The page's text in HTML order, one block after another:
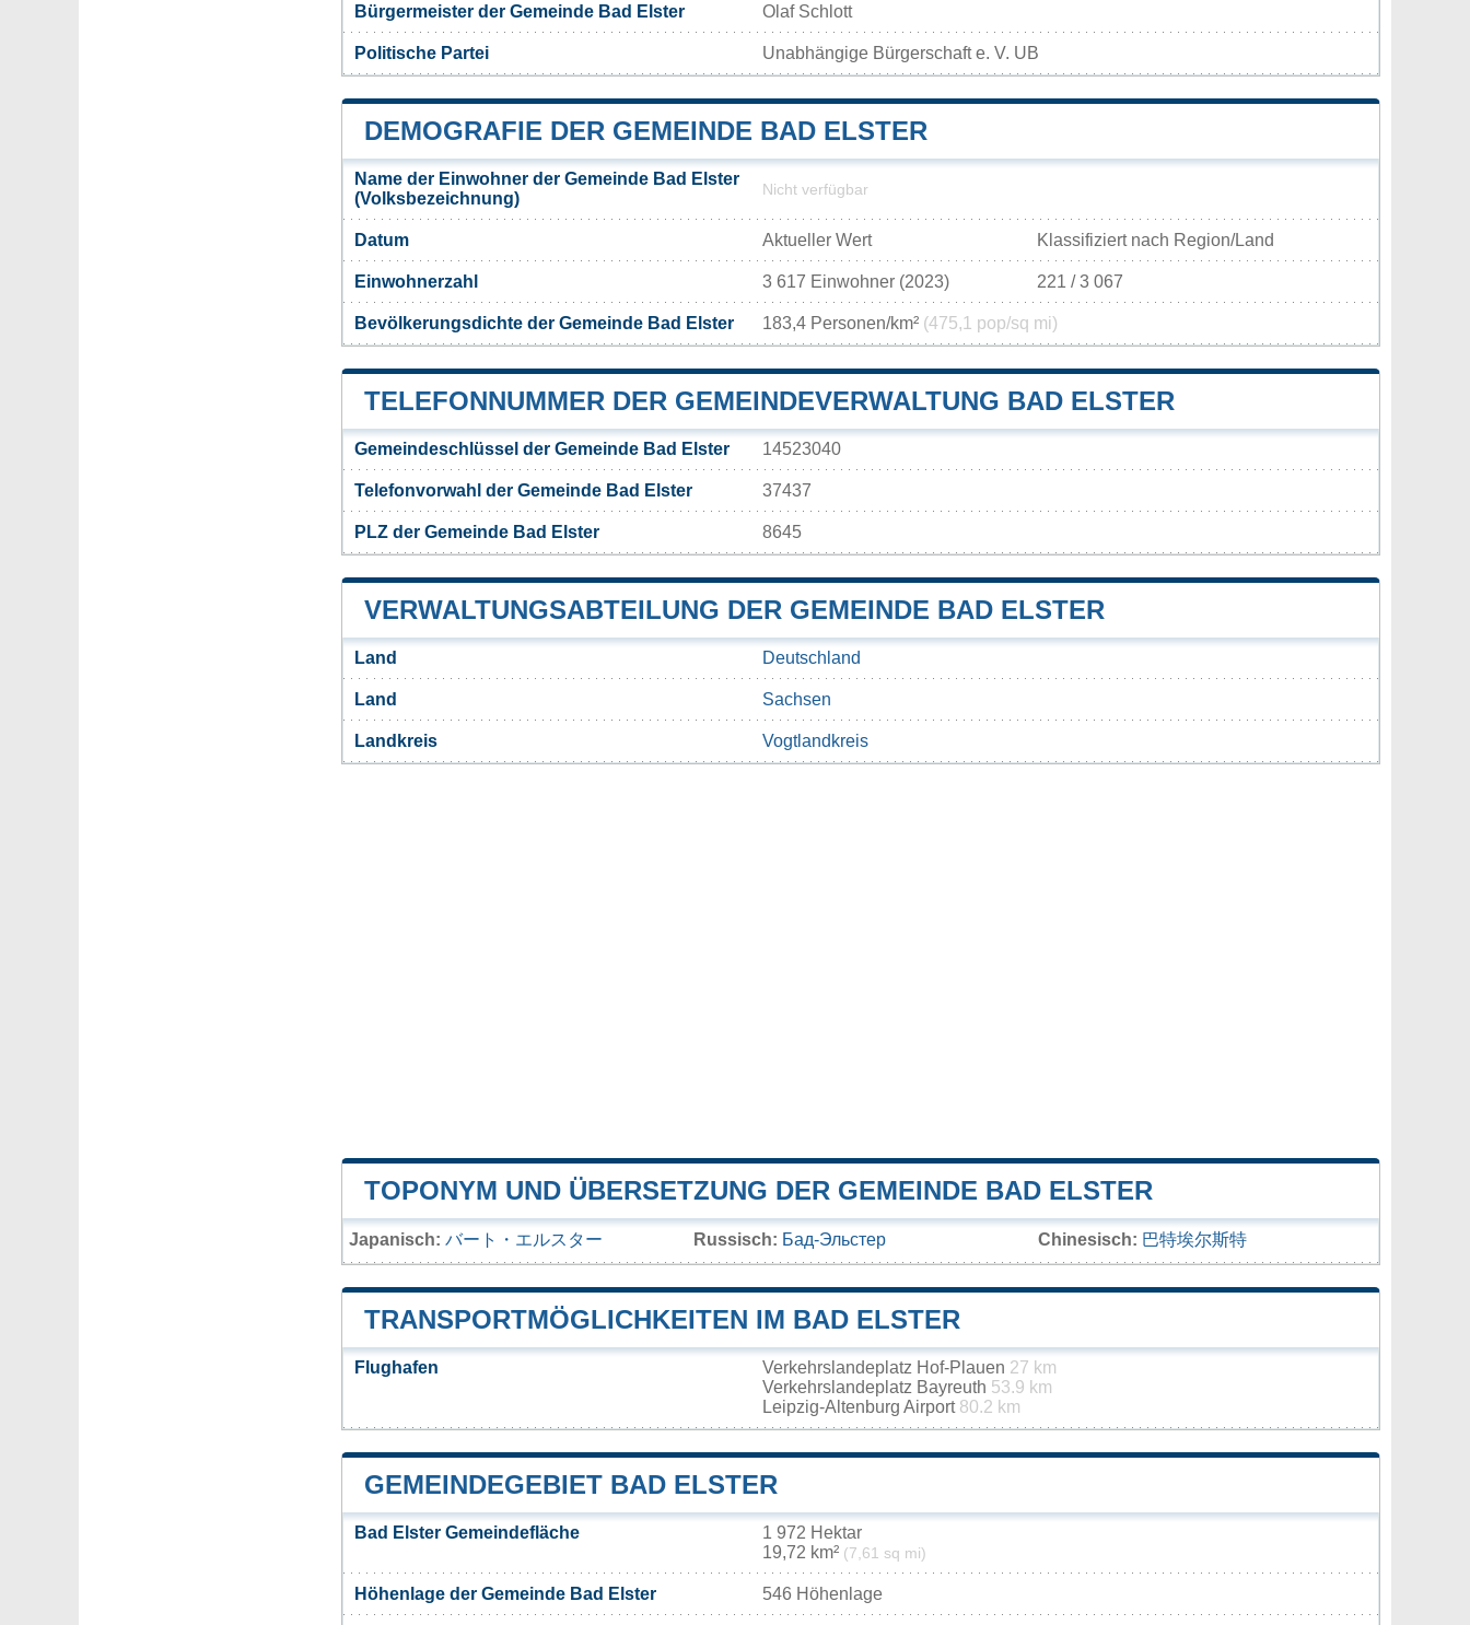
Bürgermeister der Gemeinde Bad Elster Olaf Schlott
Politische Partei Unabhängige Bürgerschaft e. V. UB
DEMOGRAFIE DER GEMEINDE BAD ELSTER
Name der Einwohner der Gemeinde Bad Elster
(Volksbezeichnung)
Nicht verfügbar
Datum Aktueller Wert Klassifiziert nach Region/Land
Einwohnerzahl 3 617 Einwohner (2023) 221 / 3 067
Bevölkerungsdichte der Gemeinde Bad Elster 183,4 Personen/km² (475,1 pop/sq mi)
TELEFONNUMMER DER GEMEINDEVERWALTUNG BAD ELSTER
Gemeindeschlüssel der Gemeinde Bad Elster 14523040
Telefonvorwahl der Gemeinde Bad Elster 37437
PLZ der Gemeinde Bad Elster 8645
VERWALTUNGSABTEILUNG DER GEMEINDE BAD ELSTER
Land Deutschland
Land Sachsen
Landkreis Vogtlandkreis
TOPONYM UND ÜBERSETZUNG DER GEMEINDE BAD ELSTER
Japanisch: バート・エルスター Russisch: Бад-Эльстер Chinesisch: 巴特埃尔斯特
TRANSPORTMÖGLICHKEITEN IM BAD ELSTER
Flughafen Verkehrslandeplatz Hof-Plauen 27 km
Verkehrslandeplatz Bayreuth 53.9 km
Leipzig-Altenburg Airport 80.2 km
GEMEINDEGEBIET BAD ELSTER
Bad Elster Gemeindefläche
1 972 Hektar
19,72 km² (7,61 sq mi)
Höhenlage der Gemeinde Bad Elster 546 Höhenlage